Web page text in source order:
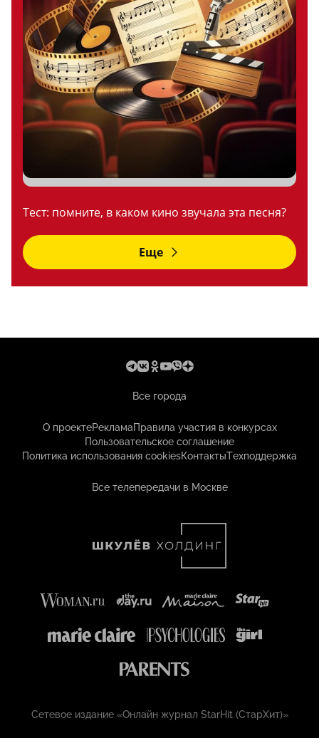
Тест: помните, в каком кино звучала эта песня?
Еще
Все города
О проектеРекламаПравила участия в конкурсах
Пользовательское соглашение
Политика использования cookiesКонтактыТехподдержка
Все телепередачи в Москве
Сетевое издание «Онлайн журнал StarHit (СтарХит)»